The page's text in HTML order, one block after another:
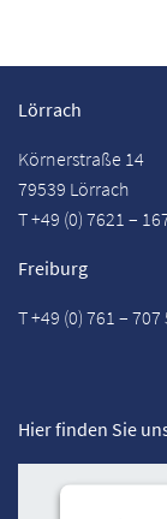
Lörrach
Körnerstraße 14
79539 Lörrach
T +49 (0) 7621 –
Freiburg
T +49 (0) 761 – 707
Hier finden Sie